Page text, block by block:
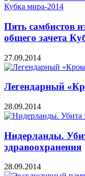
Пять самбистов
общего зачета
27.09.2014
Легендарный
28.09.2014
Нидерланды.
здравоохранения
28.09.2014